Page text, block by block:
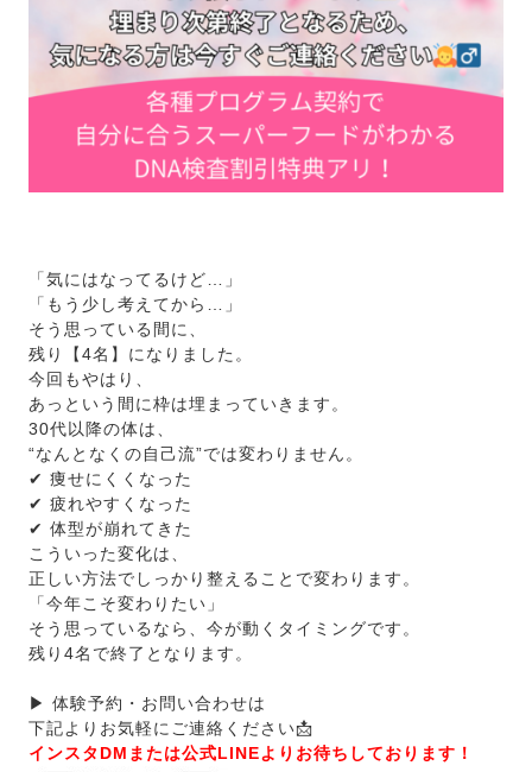
「気にはなってるけど…」
「もう少し考えてから…」
そう思っている間に、
残り【4名】になりました。
今回もやはり、
あっという間に枠は埋まっていきます。
30代以降の体は、
“なんとなくの自己流”では変わりません。
✔ 痩せにくくなった
✔ 疲れやすくなった
✔ 体型が崩れてきた
こういった変化は、
正しい方法でしっかり整えることで変わります。
「今年こそ変わりたい」
そう思っているなら、今が動くタイミングです。
残り4名で終了となります。
▶ 体験予約・お問い合わせは
下記よりお気軽にご連絡ください📩
インスタDMまたは公式LINEよりお待ちしております！